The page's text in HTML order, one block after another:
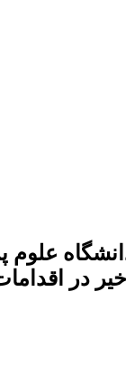
علوم
در